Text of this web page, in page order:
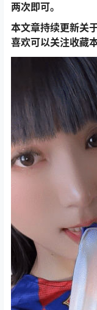
两次即可。
本文章持续更新关
喜欢可以关注收藏